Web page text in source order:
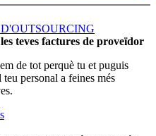
teves factures de proveïdor
de tot perquè tu et puguis
teu personal a feines més